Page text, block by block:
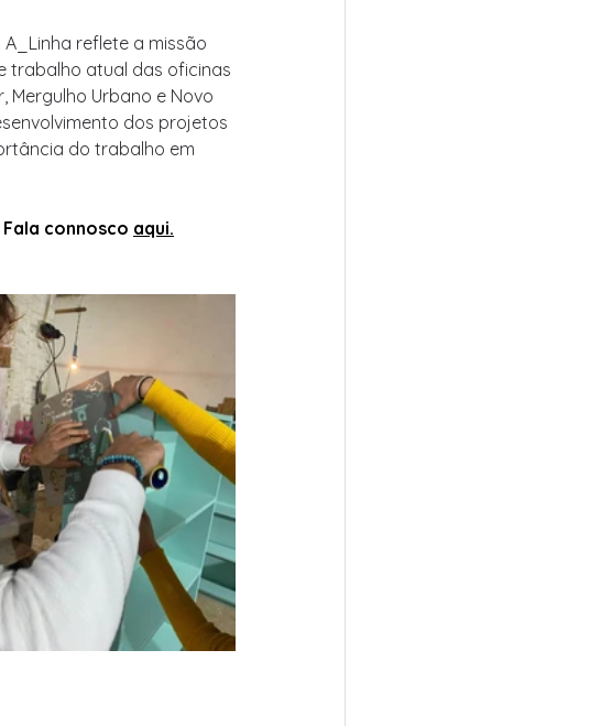
reflete a missão
trabalho atual das oficinas
Mergulho Urbano e Novo
dos projetos
do trabalho em
connosco aqui.